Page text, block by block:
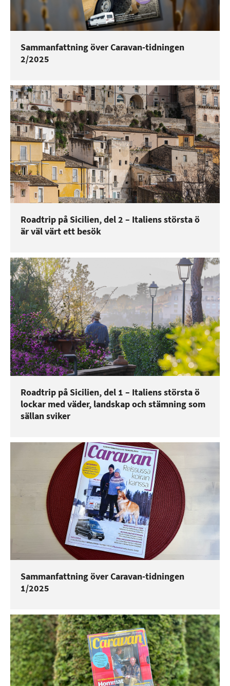
Sammanfattning över Caravan-tidningen
2/2025
Roadtrip på Sicilien, del 2 – Italiens största ö
är väl värt ett besök
Roadtrip på Sicilien, del 1 – Italiens största ö
lockar med väder, landskap och stämning som
sällan sviker
Sammanfattning över Caravan-tidningen
1/2025